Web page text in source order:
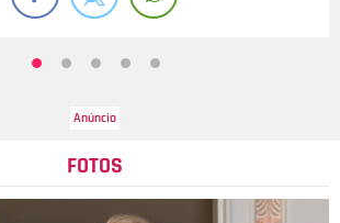
FOTOS